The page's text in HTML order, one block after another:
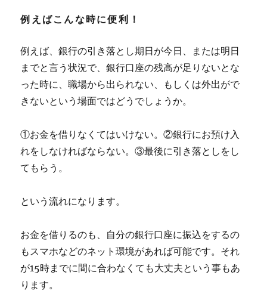
例えばこんな時に便利！
例えば、銀行の引き落とし期日が今日、または明日
までと言う状況で、銀行口座の残高が足りないとな
った時に、職場から出られない、もしくは外出がで
きないという場面ではどうでしょうか。
①お金を借りなくてはいけない。②銀行にお預け入
れをしなければならない。③最後に引き落としをし
てもらう。
という流れになります。
お金を借りるのも、自分の銀行口座に振込をするの
もスマホなどのネット環境があれば可能です。それ
が15時までに間に合わなくても大丈夫という事もあ
ります。